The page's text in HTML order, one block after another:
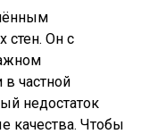
стен. Он с
частной
недостаток
качества. Чтобы